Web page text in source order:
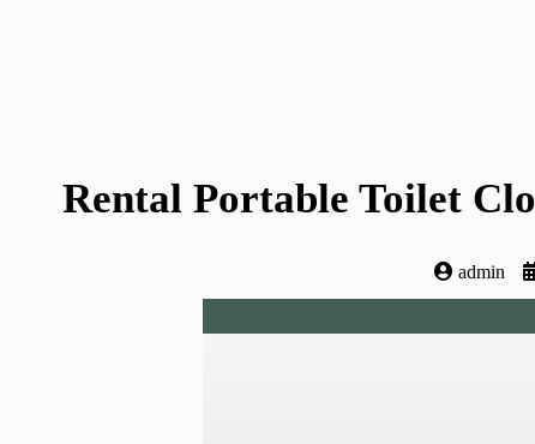
Rental Portable Toilet
admin